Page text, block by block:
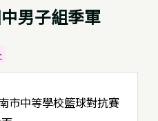
男子組季軍